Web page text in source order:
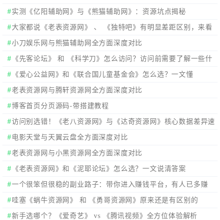
实测《亿阳辅助网》与《熊猫辅助网》：资源坑点揭秘
大家都说《老表资源网》 、 《独特吧》有明显差距区别，来看
看分析数据。
小刀娱乐网与熊猫辅助网全方面深度对比
《先客论坛》 和 《科学刀》怎么访问？访问前需要了解一些什
么？《爱心公益网》和《联合国儿童基金会》怎么选？一文懂
老表资源网与腾轩资源网全方面深度对比
博客首页分页源码-带搭建教程
访问别选错！《老八资源网》与《达奇资源网》核心数据差异速
看 电影天堂与天翼云盘全方面深度对比
老表资源网与小黑资源网全方面深度对比
《老表资源网》和《泥耶论坛》怎么选？一文说清答案
一个很笨但很稳的副业路子：带你进入赚钱平台，有人已多赚
3000+/月
哇塞《蜗牛资源网》 和 《勇哥资源网》原来还是有区别的
新手选哪个？《爱奇艺》 vs 《腾讯视频》全方位体验解析